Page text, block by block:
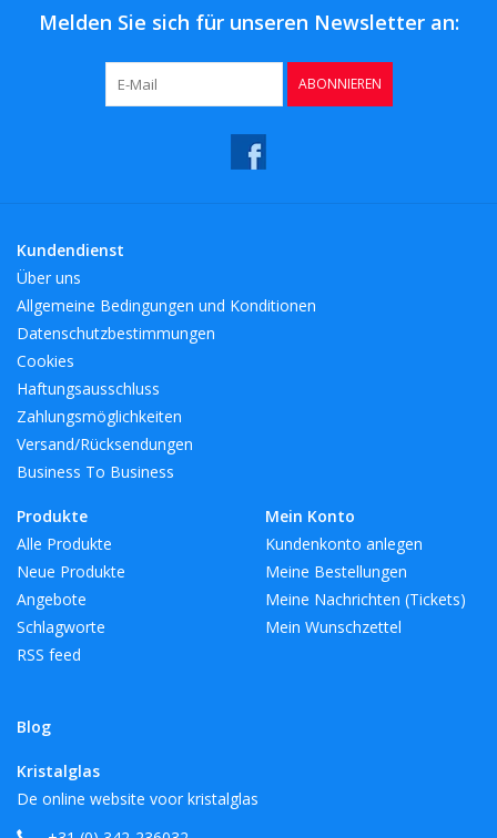
Melden Sie sich für unseren Newsletter an:
ABONNIEREN
Kundendienst
Über uns
Allgemeine Bedingungen und Konditionen
Datenschutzbestimmungen
Cookies
Haftungsausschluss
Zahlungsmöglichkeiten
Versand/Rücksendungen
Business To Business
Produkte
Alle Produkte
Neue Produkte
Angebote
Schlagworte
RSS feed
Blog
Mein Konto
Kundenkonto anlegen
Meine Bestellungen
Meine Nachrichten (Tickets)
Mein Wunschzettel
Kristalglas
De online website voor kristalglas